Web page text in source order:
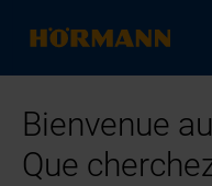
Bienvenue
Que